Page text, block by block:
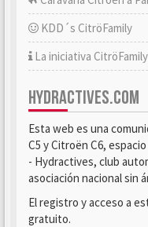
KDD´s CitröFamily
La iniciativa CitröFamily
HYDRACTIVES.COM
Esta web es una
C5 y Citroën C6,
- Hydractives, club
asociación nacional sin
El registro y acceso a
gratuito.